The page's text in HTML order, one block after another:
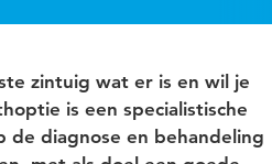
zintuig wat er is en wil je
is een specialistische
de diagnose en behandeling